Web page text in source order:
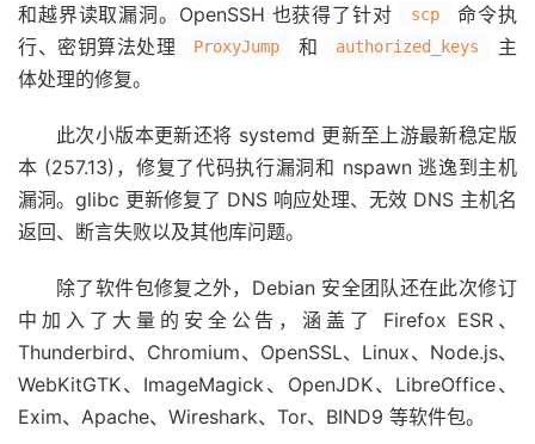
和越界读取漏洞。OpenSSH 也获得了针对
scp
命令执
行、密钥算法处理
ProxyJump 和 authorized_keys
主
体处理的修复。
此次小版本更新还将 systemd 更新至上游最新稳定版
本 (257.13)，修复了代码执行漏洞和 nspawn 逃逸到主机
漏洞。glibc 更新修复了 DNS 响应处理、无效 DNS 主机名
返回、断言失败以及其他库问题。
除了软件包修复之外，Debian 安全团队还在此次修订
中加入了大量的安全公告，涵盖了 Firefox ESR、
Thunderbird、Chromium、OpenSSL、Linux、Node.js、
WebKitGTK、ImageMagick、OpenJDK、LibreOffice、
Exim、Apache、Wireshark、Tor、BIND9 等软件包。